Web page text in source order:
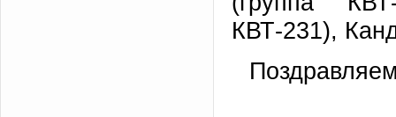
КВТ-231),